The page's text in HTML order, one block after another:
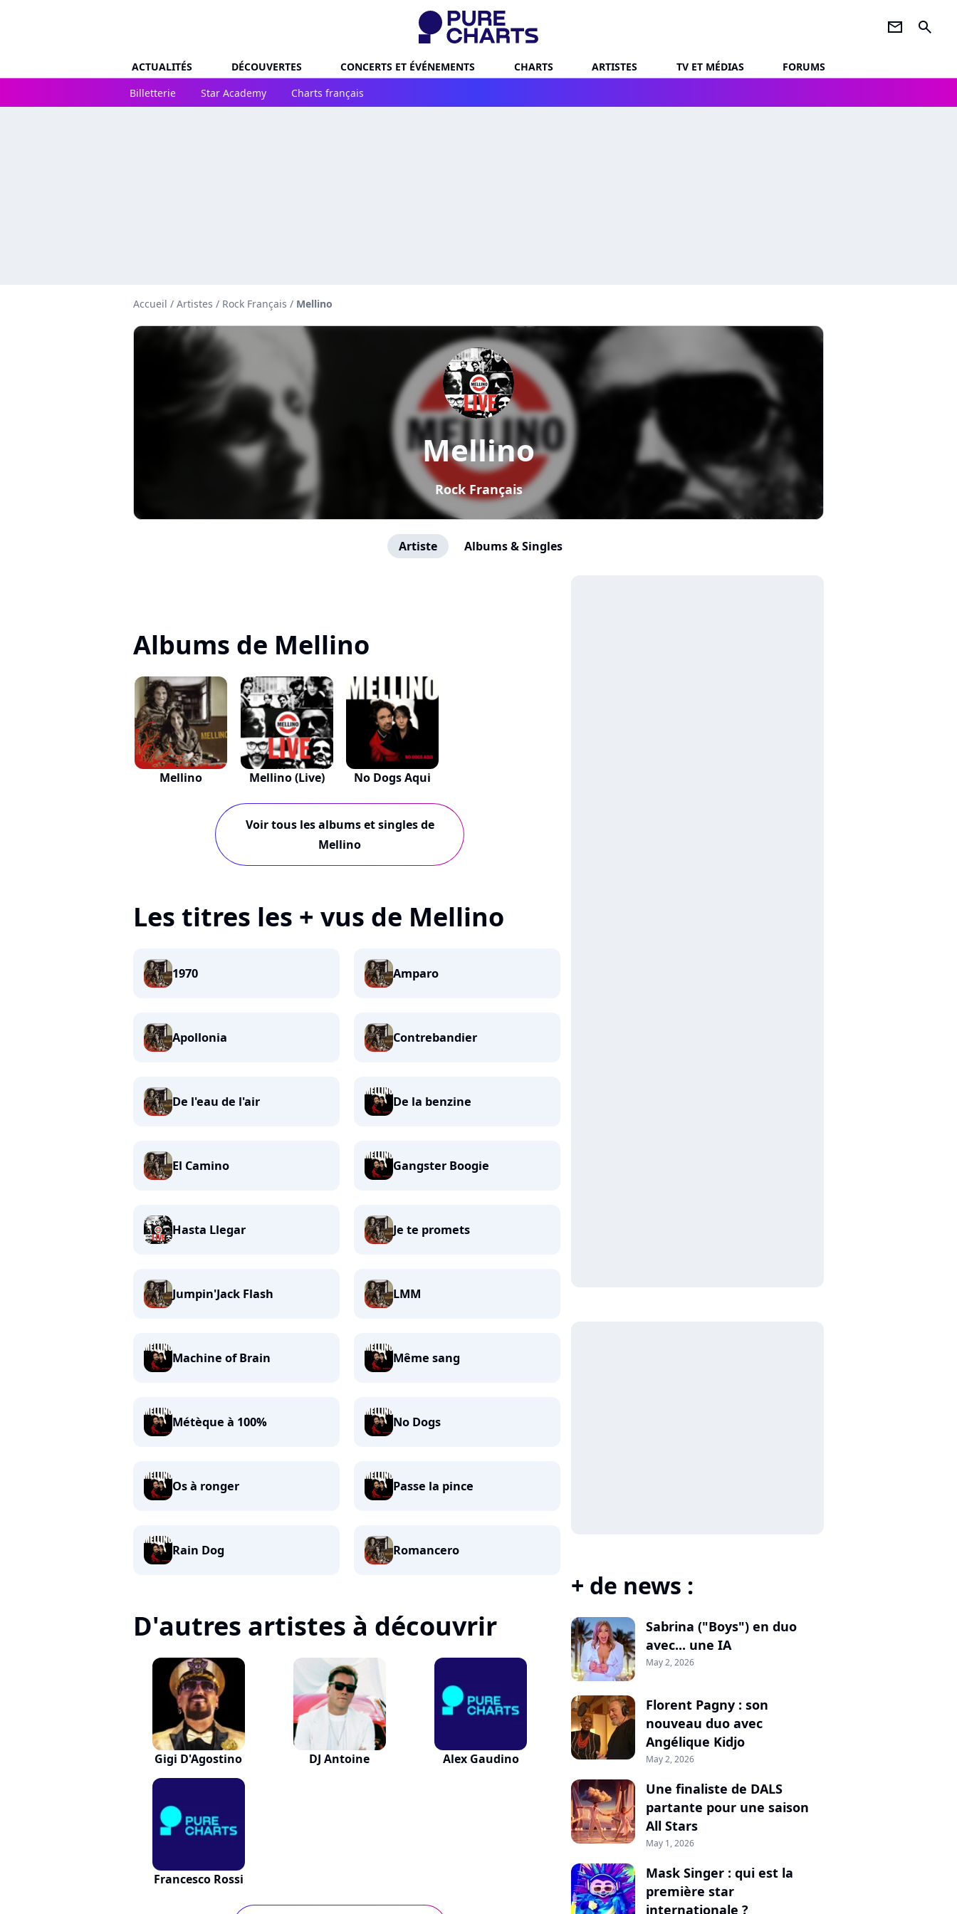
newsletter search
ACTUALITÉS DÉCOUVERTES CONCERTS ET ÉVÉNEMENTS CHARTS ARTISTES TV ET MÉDIAS
FORUMS
Billetterie
Star Academy Charts français
Accueil / Artistes / Rock Français / Mellino
Mellino
Rock Français
Artiste Albums & Singles
Albums de Mellino
Mellino Mellino (Live) No Dogs Aqui
Voir tous les albums et singles de
Mellino
Les titres les + vus de Mellino
1970 Amparo
Apollonia Contrebandier
De l'eau de l'air De la benzine
El Camino Gangster Boogie
Hasta Llegar Je te promets
Jumpin'Jack Flash LMM
Machine of Brain Même sang
Métèque à 100% No Dogs
Os à ronger Passe la pince
Rain Dog Romancero
D'autres artistes à découvrir
Gigi D'Agostino DJ Antoine Alex Gaudino
Francesco Rossi
+ de news :
Sabrina ("Boys") en duo
avec... une IA
May 2, 2026
Florent Pagny : son
nouveau duo avec
Angélique Kidjo
May 2, 2026
Une finaliste de DALS
partante pour une saison
All Stars
May 1, 2026
Mask Singer : qui est la
première star
internationale ?